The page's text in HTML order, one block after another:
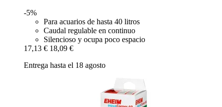
-5%
Para acuarios de hasta 40 litros
Caudal regulable en continuo
Silencioso y ocupa poco espacio
17,13 € 18,09 €
Entrega hasta el 18 agosto